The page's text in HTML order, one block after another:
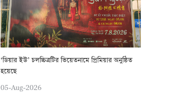
‘ডিয়ার ইউ’ চলচ্চিত্রটির ভিয়েতনামে প্রিমিয়ার অনুষ্ঠিত
হয়েছে
05-Aug-2026